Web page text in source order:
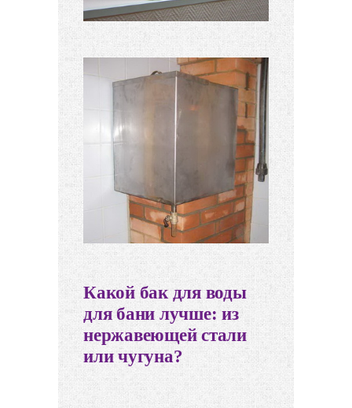
Какой бак для воды
для бани лучше: из
нержавеющей стали
или чугуна?